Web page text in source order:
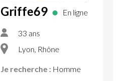
Griffe69 En ligne
33 ans
Lyon, Rhône
Je recherche : Homme